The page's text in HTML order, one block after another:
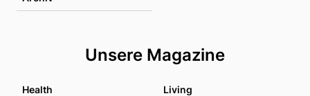
Unsere Magazine
Health Living